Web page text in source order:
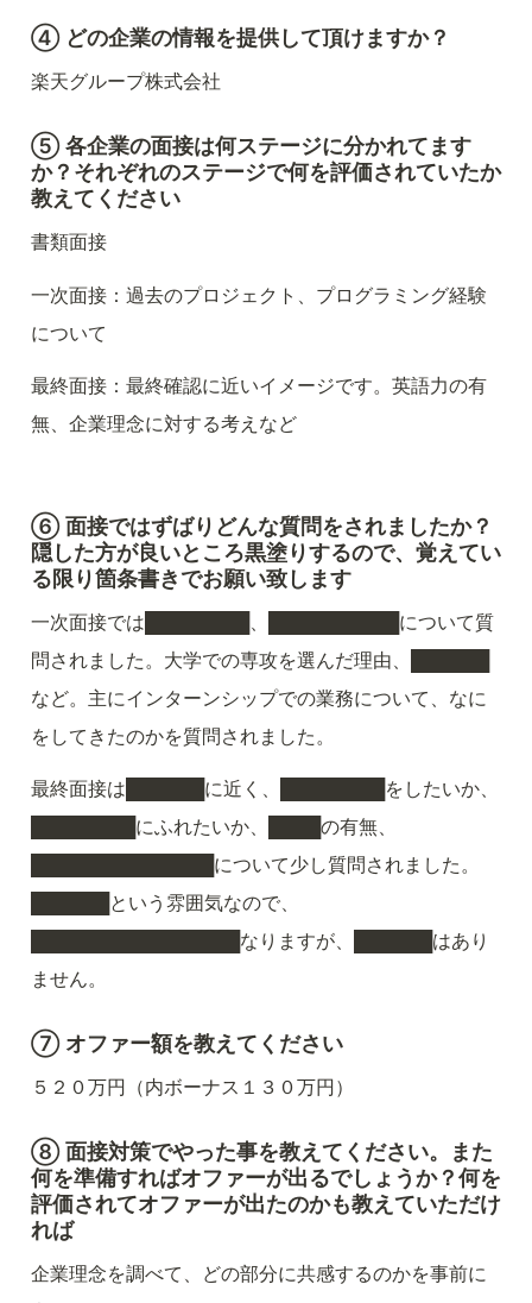
④ どの企業の情報を提供して頂けますか？
楽天グループ株式会社
⑤ 各企業の面接は何ステージに分かれてます
か？それぞれのステージで何を評価されていたか
教えてください
書類面接
一次面接：過去のプロジェクト、プログラミング経験
について
最終面接：最終確認に近いイメージです。英語力の有
無、企業理念に対する考えなど
⑥ 面接ではずばりどんな質問をされましたか？
隠した方が良いところ黒塗りするので、覚えてい
る限り箇条書きでお願い致します
一次面接では████████、██████████について質
問されました。大学での専攻を選んだ理由、██████
など。主にインターンシップでの業務について、なに
をしてきたのかを質問されました。
最終面接は██████に近く、████████をしたいか、
████████にふれたいか、████の有無、
██████████████について少し質問されました。
██████という雰囲気なので、
████████████████なりますが、██████はあり
ません。
⑦ オファー額を教えてください
５２０万円（内ボーナス１３０万円）
⑧ 面接対策でやった事を教えてください。また
何を準備すればオファーが出るでしょうか？何を
評価されてオファーが出たのかも教えていただけ
れば
企業理念を調べて、どの部分に共感するのかを事前に